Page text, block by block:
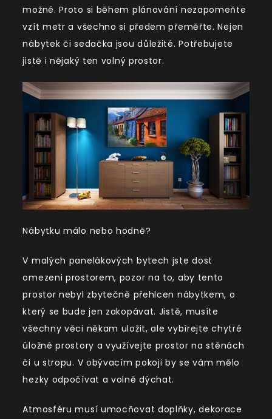
možné. Proto si během plánování nezapomeňte
vzít metr a všechno si předem přeměřte. Nejen
nábytek či sedačka jsou důležité. Potřebujete
jistě i nějaký ten volný prostor.
Nábytku málo nebo hodně?
V malých panelákových bytech jste dost
omezeni prostorem, pozor na to, aby tento
prostor nebyl zbytečně přehlcen nábytkem, o
který se bude jen zakopávat. Jistě, musíte
všechny věci někam uložit, ale vybírejte chytré
úložné prostory a využívejte prostor na stěnách
či u stropu. V obývacím pokoji by se vám mělo
hezky odpočívat a volně dýchat.
Atmosféru musí umocňovat doplňky, dekorace